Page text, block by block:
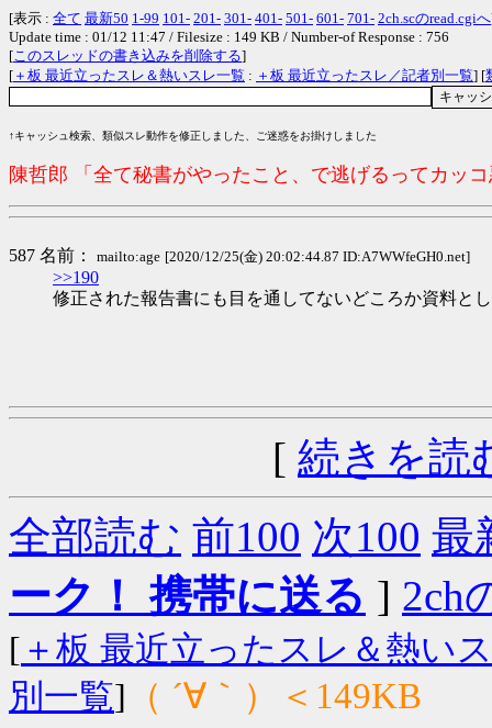
[表示 : 全て 最新50 1-99 101- 201- 301- 401- 501- 601- 701- 2ch.scのread.cgiへ
Update time : 01/12 11:47 / Filesize : 149 KB / Number-of Response : 756
[このスレッドの書き込みを削除する]
[ ＋板 最近立ったスレ＆熱いスレ一覧 : ＋板 最近立ったスレ／記者別一覧] [
↑キャッシュ検索、類似スレ動作を修正しました、ご迷惑をお掛けしました
陳哲郎 「全て秘書がやったこと、で逃げるってカッ
587 名前： mailto:age [2020/12/25(金) 20:02:44.87 ID:A7WWfeGH0.net]
>>190
修正された報告書にも目を通してないどころか資料と
[ 続きを読
全部読む 前100 次100 最
ーク！ 携帯に送る ] 2ch
[ ＋板 最近立ったスレ＆熱い
別一覧] （ ´∀｀）＜149KB